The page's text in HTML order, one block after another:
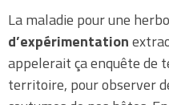
La maladie pour une
d’expérimentation
appelerait ça enquête de
territoire, pour observer